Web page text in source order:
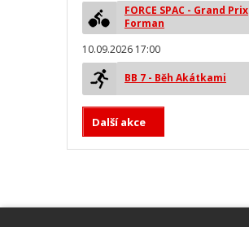
FORCE SPAC - Grand Prix
Forman
10.09.2026 17:00
BB 7 - Běh Akátkami
Další akce